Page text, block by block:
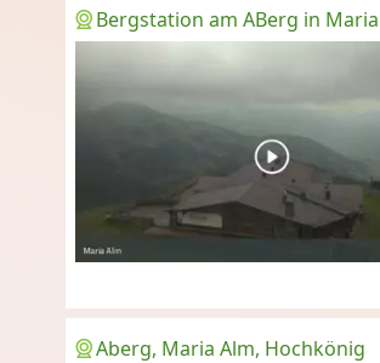
Bergstation am ABerg in
Aberg, Maria Alm, Hochkönig